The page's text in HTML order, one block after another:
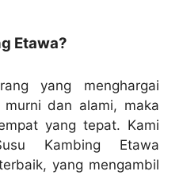
Etawa?
yang menghargai
dan alami, maka
yang tepat. Kami
Kambing Etawa
yang mengambil